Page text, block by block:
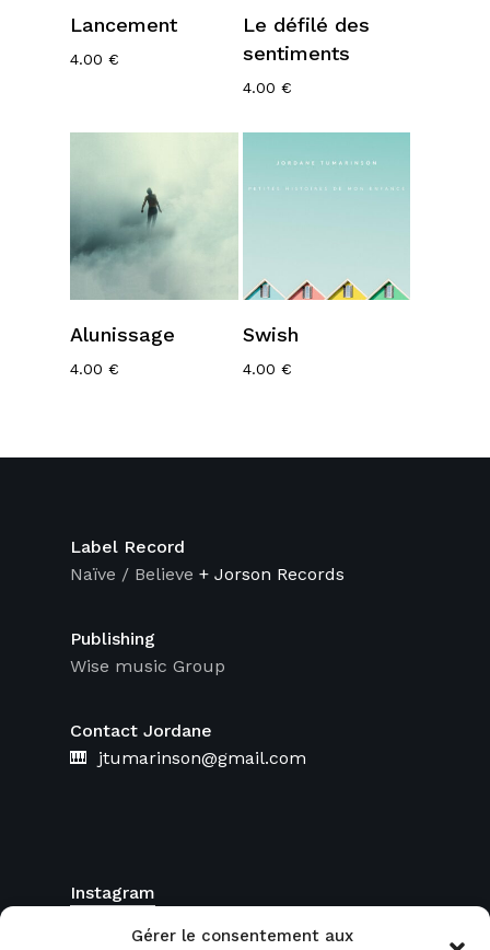
Gérer le consentement aux
Lancement
4.00 €
Le défilé des
sentiments
4.00 €
Panier
Alunissage
4.00 €
Swish
4.00 €
Label Record
Naïve / Believe + Jorson Records
Publishing
Wise music Group
Contact Jordane
🎹 jtumarinson@gmail.com
Instagram
FaceBook